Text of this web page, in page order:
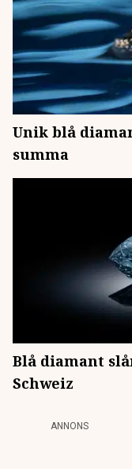
Unik blå
summa
Blå diamant
Schweiz
ANNONS